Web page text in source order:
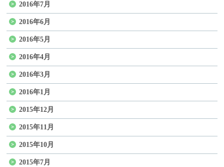
2016年7月
2016年6月
2016年5月
2016年4月
2016年3月
2016年1月
2015年12月
2015年11月
2015年10月
2015年7月